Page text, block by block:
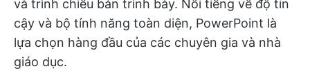
và trình chiếu bản trình bày. Nổi tiếng về độ tin
cậy và bộ tính năng toàn diện, PowerPoint là
lựa chọn hàng đầu của các chuyên gia và nhà
giáo dục.